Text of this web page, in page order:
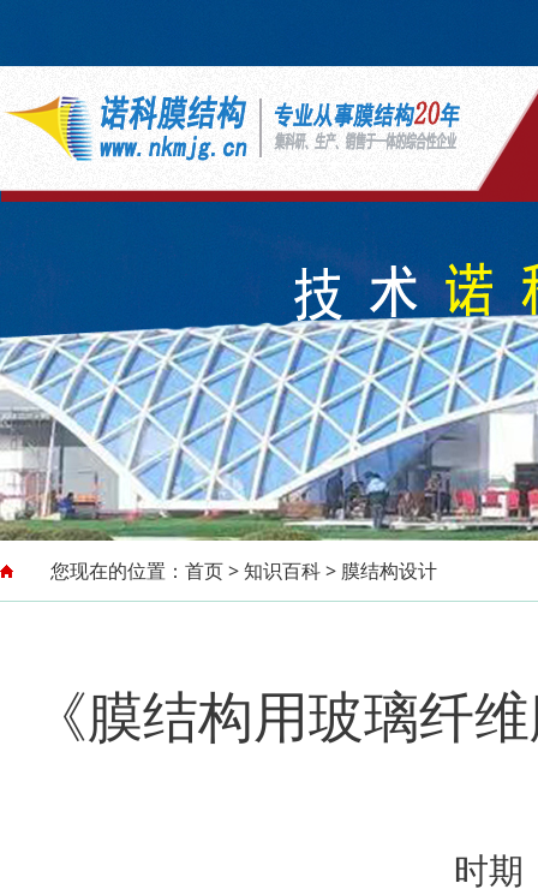
您现在的位置： 首页>知识百科> 膜结构设计
《膜结构用玻璃纤
时期